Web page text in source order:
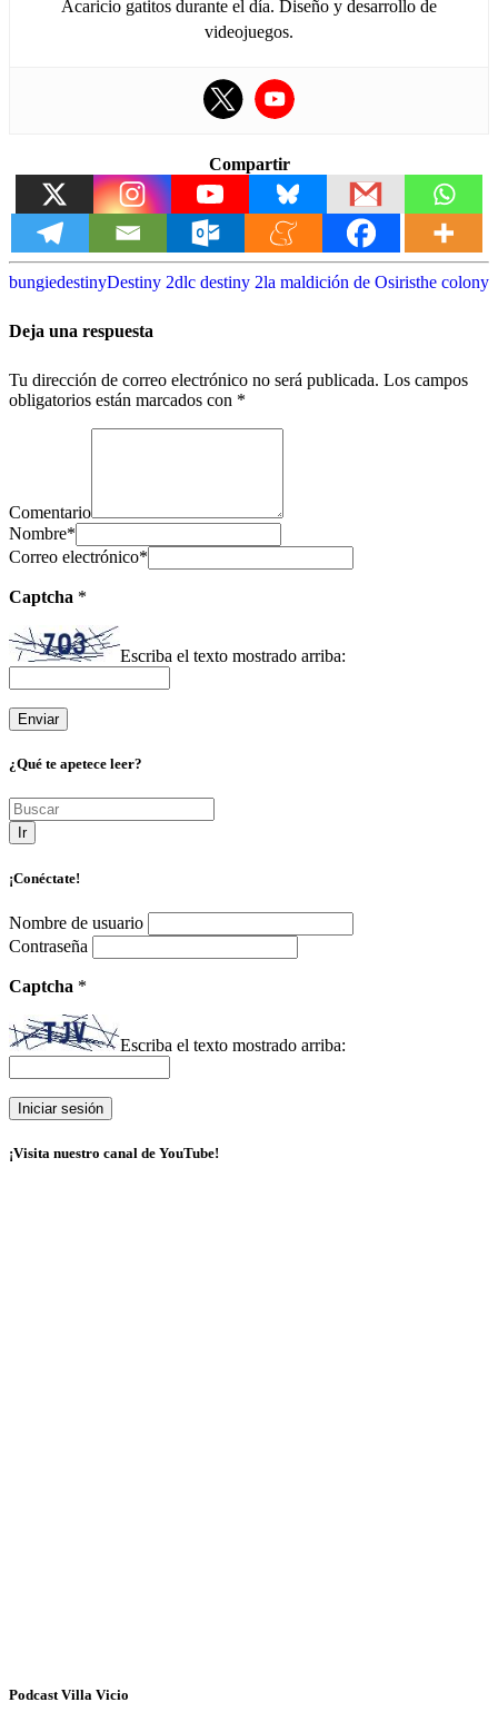
Acaricio gatitos durante el día. Diseño y desarrollo de
videojuegos.
Compartir
bungiedestinyDestiny 2dlc destiny 2la maldición de Osiristhe colony
Deja una respuesta
Tu dirección de correo electrónico no será publicada. Los campos
obligatorios están marcados con *
Comentario
Nombre*
Correo electrónico*
Captcha *
Escriba el texto mostrado arriba:
¿Qué te apetece leer?
Ir
¡Conéctate!
Nombre de usuario
Contraseña
Captcha *
Escriba el texto mostrado arriba:
¡Visita nuestro canal de YouTube!
Podcast Villa Vicio